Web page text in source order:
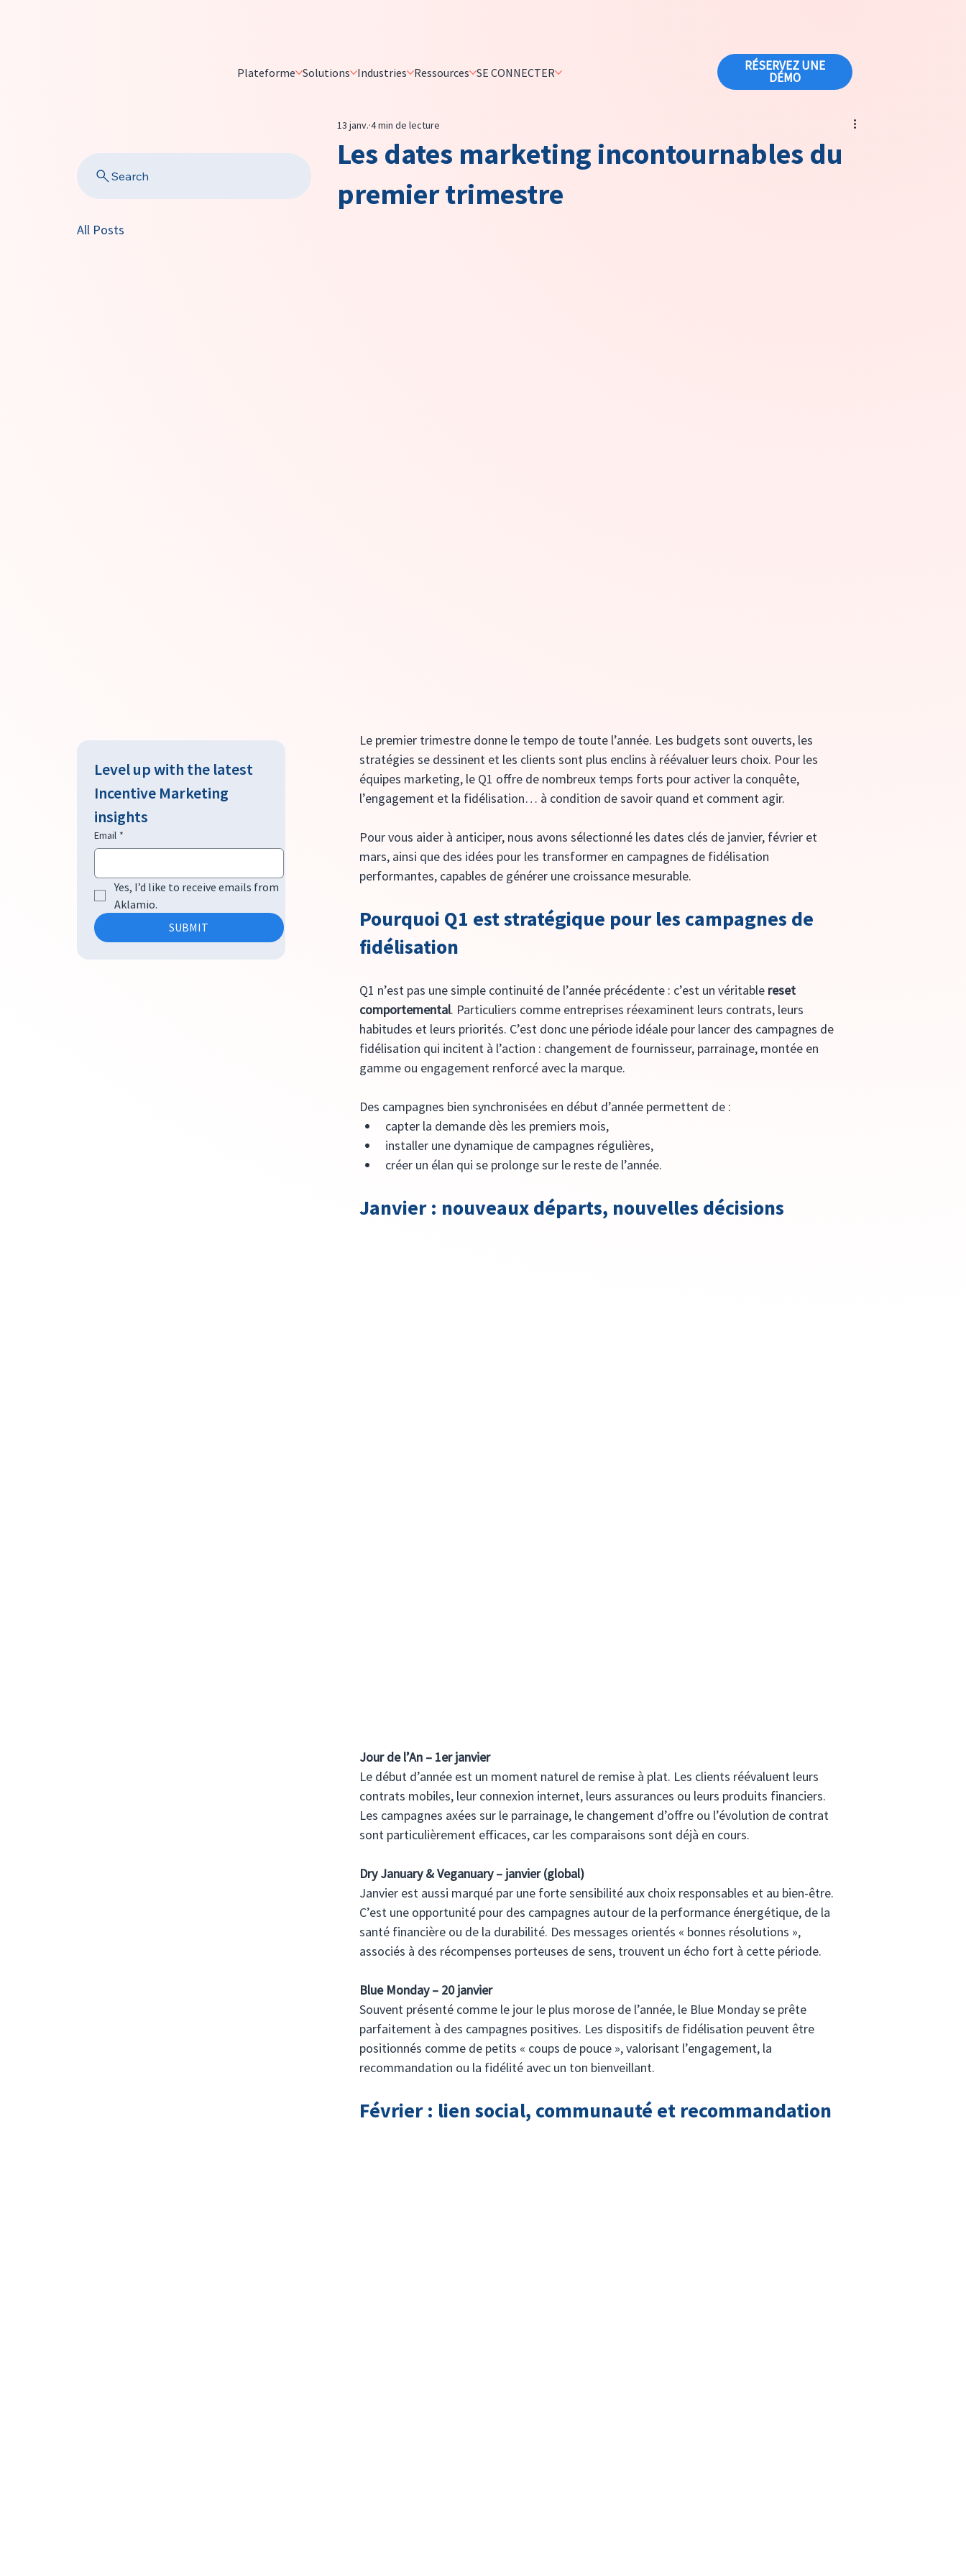
Plateforme Solutions Industries Ressources SE CONNECTER RÉSERVEZ UNE
DÉMO
Search
All Posts
Level up with the latest
Incentive Marketing
insights
Email *
Yes, I’d like to receive emails from
Aklamio.
SUBMIT
Les dates marketing incontournables du
premier trimestre
13 janv. 4 min de lecture
Le premier trimestre donne le tempo de toute l’année. Les budgets sont ouverts, les
stratégies se dessinent et les clients sont plus enclins à réévaluer leurs choix. Pour les
équipes marketing, le Q1 offre de nombreux temps forts pour activer la conquête,
l’engagement et la fidélisation… à condition de savoir quand et comment agir.
Pour vous aider à anticiper, nous avons sélectionné les dates clés de janvier, février et
mars, ainsi que des idées pour les transformer en campagnes de fidélisation
performantes, capables de générer une croissance mesurable.
Pourquoi Q1 est stratégique pour les campagnes de
fidélisation
Q1 n’est pas une simple continuité de l’année précédente : c’est un véritable reset
comportemental. Particuliers comme entreprises réexaminent leurs contrats, leurs
habitudes et leurs priorités. C’est donc une période idéale pour lancer des campagnes de
fidélisation qui incitent à l’action : changement de fournisseur, parrainage, montée en
gamme ou engagement renforcé avec la marque.
Des campagnes bien synchronisées en début d’année permettent de :
capter la demande dès les premiers mois,
installer une dynamique de campagnes régulières,
créer un élan qui se prolonge sur le reste de l’année.
Janvier : nouveaux départs, nouvelles décisions
Jour de l’An – 1er janvier
Le début d’année est un moment naturel de remise à plat. Les clients réévaluent leurs
contrats mobiles, leur connexion internet, leurs assurances ou leurs produits financiers.
Les campagnes axées sur le parrainage, le changement d’offre ou l’évolution de contrat
sont particulièrement efficaces, car les comparaisons sont déjà en cours.
Dry January & Veganuary – janvier (global)
Janvier est aussi marqué par une forte sensibilité aux choix responsables et au bien-être.
C’est une opportunité pour des campagnes autour de la performance énergétique, de la
santé financière ou de la durabilité. Des messages orientés « bonnes résolutions »,
associés à des récompenses porteuses de sens, trouvent un écho fort à cette période.
Blue Monday – 20 janvier
Souvent présenté comme le jour le plus morose de l’année, le Blue Monday se prête
parfaitement à des campagnes positives. Les dispositifs de fidélisation peuvent être
positionnés comme de petits « coups de pouce », valorisant l’engagement, la
recommandation ou la fidélité avec un ton bienveillant.
Février : lien social, communauté et recommandation